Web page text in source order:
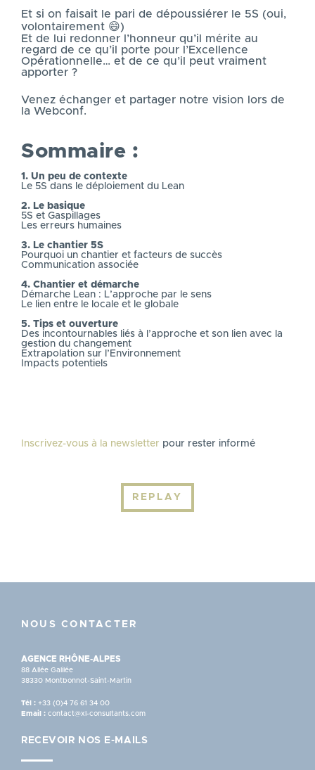
Et si on faisait le pari de dépoussiérer le 5S (oui,
volontairement 😄)
Et de lui redonner l’honneur qu’il mérite au
regard de ce qu’il porte pour l’Excellence
Opérationnelle… et de ce qu’il peut vraiment
apporter ?
Venez échanger et partager notre vision lors de
la Webconf.
Sommaire :
1. Un peu de contexte
Le 5S dans le déploiement du Lean
2. Le basique
5S et Gaspillages
Les erreurs humaines
3. Le chantier 5S
Pourquoi un chantier et facteurs de succès
Communication associée
4. Chantier et démarche
Démarche Lean : L’approche par le sens
Le lien entre le locale et le globale
5. Tips et ouverture
Des incontournables liés à l’approche et son lien avec la
gestion du changement
Extrapolation sur l’Environnement
Impacts potentiels
Inscrivez-vous à la newsletter pour rester informé
REPLAY
NOUS CONTACTER
AGENCE RHÔNE-ALPES
88 Allée Galilée
38330 Montbonnot-Saint-Martin
Tél : +33 (0)4 76 61 34 00
Email : contact@xl-consultants.com
RECEVOIR NOS E-MAILS